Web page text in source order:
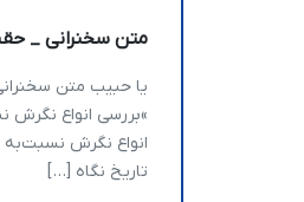
متن سخنرانی _ حقیقت این است
»بررسی انواع نگرش
انواع نگرش
تاریخ نگاه […]